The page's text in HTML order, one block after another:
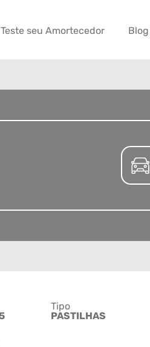
Teste seu Amortecedor Blog
Tipo
PASTILHAS